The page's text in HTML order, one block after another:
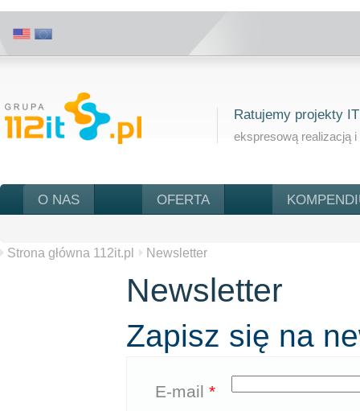
Ratujemy projekty IT
ekspresową realizacją i
O NAS OFERTA
Strona główna 112it.pl Newsletter
Newsletter
Zapisz się na
E-mail *